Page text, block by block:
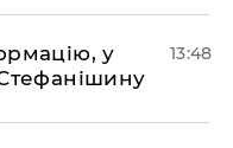
у
13:48